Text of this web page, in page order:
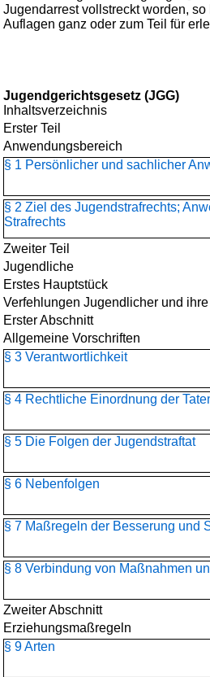
Jugendarrest vollstreckt worden,
Auflagen ganz oder zum Teil für
Jugendgerichtsgesetz (JGG)
Inhaltsverzeichnis
Erster Teil
Anwendungsbereich
§ 1 Persönlicher und sachlicher
§ 2 Ziel des Jugendstrafrechts;
Strafrechts
Zweiter Teil
Jugendliche
Erstes Hauptstück
Verfehlungen Jugendlicher und
Erster Abschnitt
Allgemeine Vorschriften
§ 3 Verantwortlichkeit
§ 4 Rechtliche Einordnung der
§ 5 Die Folgen der Jugendstraftat
§ 6 Nebenfolgen
§ 7 Maßregeln der Besserung und
§ 8 Verbindung von Maßnahmen
Zweiter Abschnitt
Erziehungsmaßregeln
§ 9 Arten